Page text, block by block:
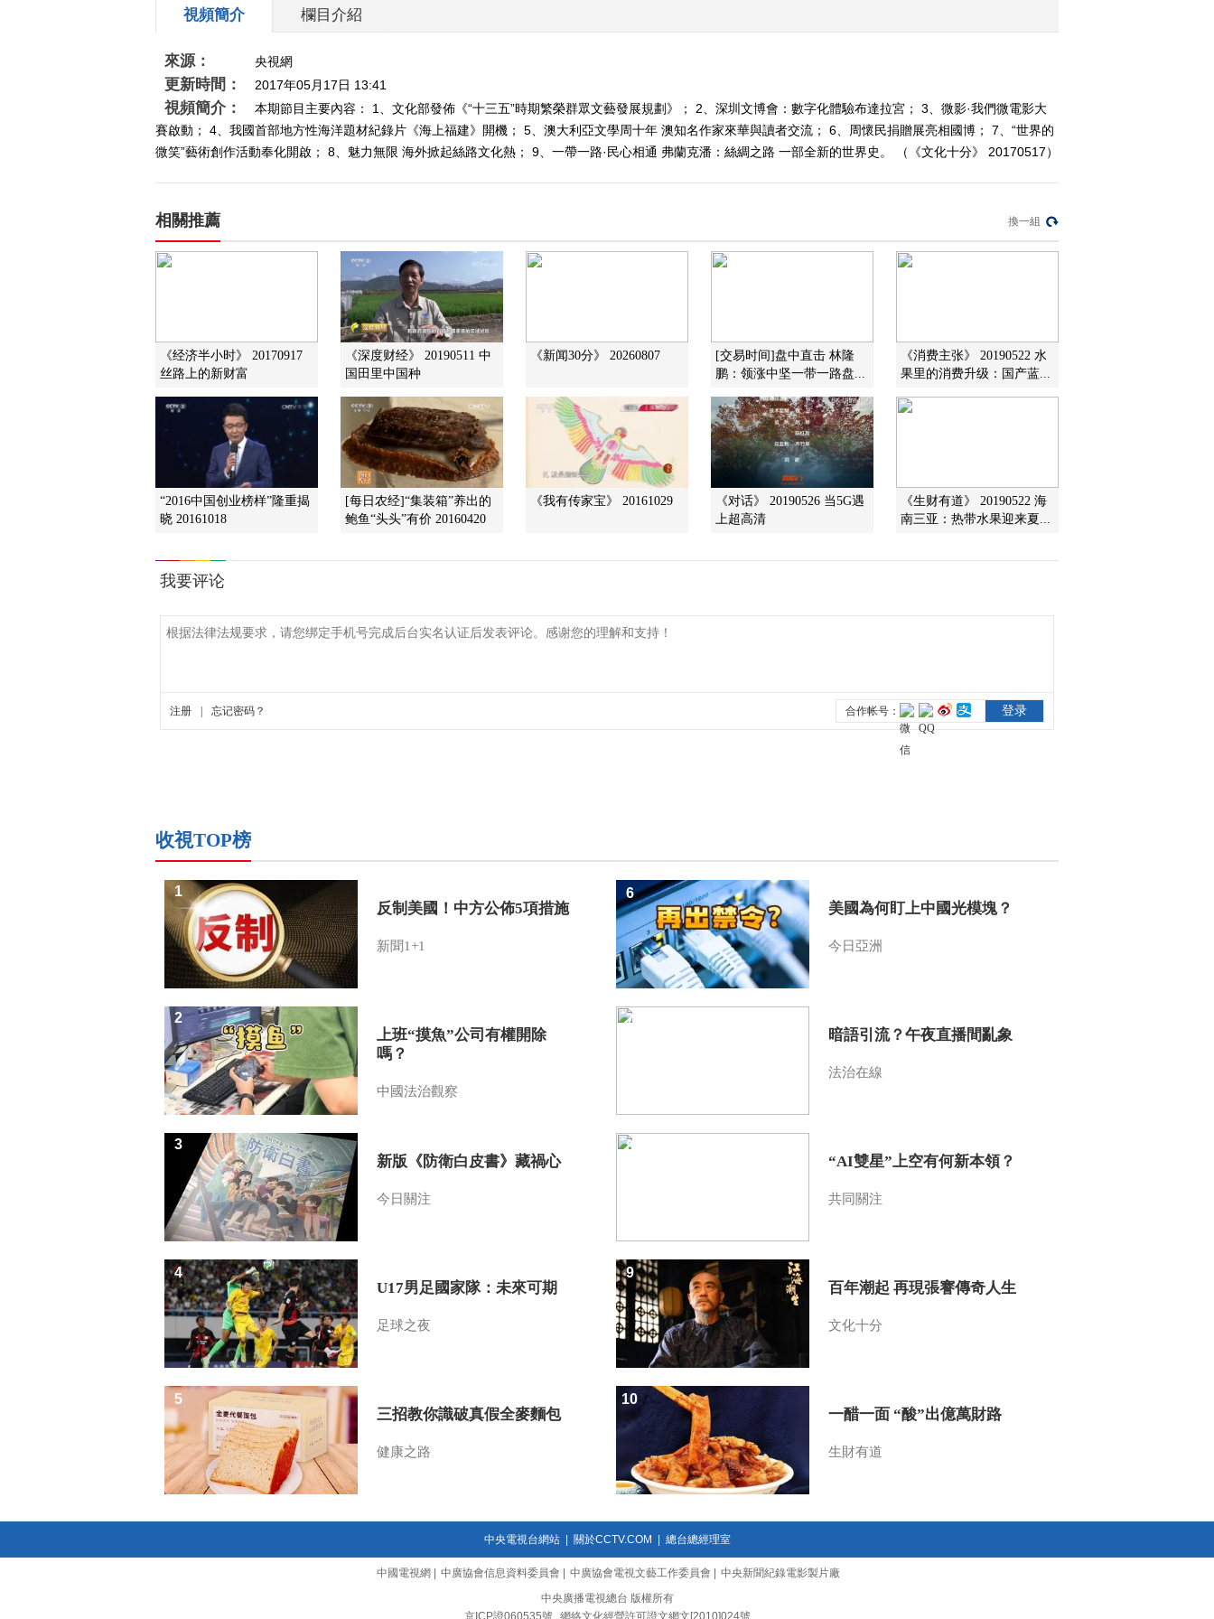
2017-05-11 13:20:54
2017-05-10 12:16:48
2017-05-09 13:40:48
《文化十分》 20170508
2017-04-28 13:45:09
《文化十分》 20170426
視頻簡介 欄目介紹
來源： 央視網
更新時間： 2017年05月17日 13:41
視頻簡介：
本期節目主要內容： 1、文化部發佈《“十三五”時期繁榮群眾文藝發展規劃》； 2、深圳文博會：數字化體驗布達拉宮； 3、微影·我們微電影大
賽啟動； 4、我國首部地方性海洋題材紀錄片《海上福建》開機； 5、澳大利亞文學周十年 澳知名作家來華與讀者交流； 6、周懷民捐贈展亮相國博； 7、“世界的
微笑”藝術創作活動奉化開啟； 8、魅力無限 海外掀起絲路文化熱； 9、一帶一路·民心相通 弗蘭克潘：絲綢之路 一部全新的世界史。 （《文化十分》 20170517）
相關推薦 換一組
《经济半小时》 20170917
丝路上的新财富
《深度财经》 20190511 中
国田里中国种
《新闻30分》 20260807
[交易时间]盘中直击 林隆
鹏：领涨中坚一带一路盘...
《消费主张》 20190522 水
果里的消费升级：国产蓝...
“2016中国创业榜样”隆重揭
晓 20161018
[每日农经]“集装箱”养出的
鲍鱼“头头”有价 20160420
《我有传家宝》 20161029
《对话》 20190526 当5G遇
上超高清
《生财有道》 20190522 海
南三亚：热带水果迎来夏...
收視TOP榜
反制美國！中方公佈5項措施
新聞1+1
1
上班“摸魚”公司有權開除
嗎？
中國法治觀察
2
新版《防衛白皮書》藏禍心
今日關注
3
U17男足國家隊：未來可期
足球之夜
4
三招教你識破真假全麥麵包
健康之路
5
美國為何盯上中國光模塊？
今日亞洲
6
暗語引流？午夜直播間亂象
法治在線
7
“AI雙星”上空有何新本領？
共同關注
8
百年潮起 再現張謇傳奇人生
文化十分
9
一醋一面 “酸”出億萬財路
生財有道
10
中央電視台網站| 關於CCTV.COM 總台總經理室
中國電視網 中廣協會信息資料委員會 中廣協會電視文藝工作委員會
中央新聞紀錄電影製片廠
中央廣播電視總台 版權所有
京ICP證060535號
網絡文化經營許可證文網文[2010]024號